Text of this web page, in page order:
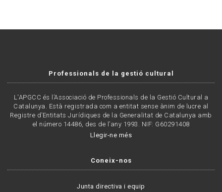
Professionals de la gestió cultural
L'APGCC és l’Associació de Professionals de la Gestió Cultural a
Catalunya. Està registrada com a entitat sense ànim de lucre al
Registre d’Entitats Jurídiques de la Generalitat de Catalunya amb
el número 14486, des de l’any 1993. NIF: G60291408
Llegir-ne més
Coneix-nos
Junta directiva i equip